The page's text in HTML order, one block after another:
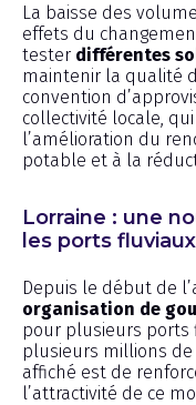
La baisse des
effets du
tester différentes
maintenir la qualité
convention
collectivité locale,
l’amélioration du
potable et à la
Lorraine : une
les ports fluviaux
Depuis le début de
organisation de
pour plusieurs ports
plusieurs millions de
affiché est de
l’attractivité de ce